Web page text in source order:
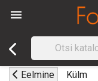

Eelmine Külm